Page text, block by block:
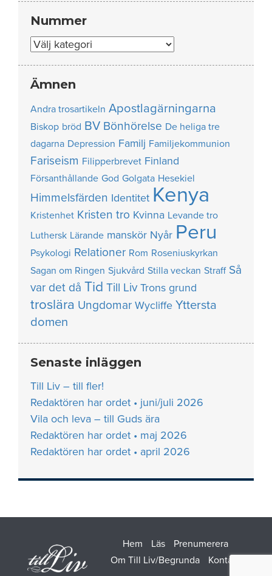
Nummer
Nummer
Ämnen
Andra trosartikeln Apostlagärningarna
Biskop bröd BV Bönhörelse De heliga tre
dagarna Depression Familj Familjekommunion
Fariseism Filipperbrevet Finland
Försanthållande God Golgata Hesekiel
Himmelsfärden Identitet Kenya
Kristenhet Kristen tro Kvinna Levande tro
Luthersk Lärande manskör Nyår Peru
Psykologi Relationer Rom Roseniuskyrkan
Sagan om Ringen Sjukvård Stilla veckan Straff Så
var det då Tid Till Liv Trons grund
troslära Ungdomar Wycliffe Yttersta
domen
Senaste inläggen
Till Liv – till fler!
Redaktören har ordet • juni/juli 2026
Vila och leva – till Guds ära
Redaktören har ordet • maj 2026
Redaktören har ordet • april 2026
Hem Läs
Prenumerera
Om Till Liv/Begrunda
Kontakt